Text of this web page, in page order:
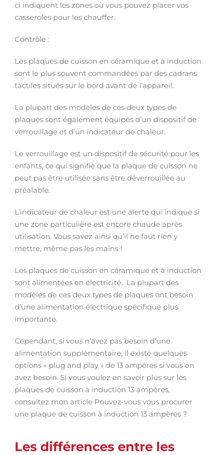
ci indiquent les zones où vous pouvez placer vos
casseroles pour les chauffer.
Contrôle :
Les plaques de cuisson en céramique et à induction
sont le plus souvent commandées par des cadrans
tactiles situés sur le bord avant de l’appareil.
La plupart des modèles de ces deux types de
plaques sont également équipés d’un dispositif de
verrouillage et d’un indicateur de chaleur.
Le verrouillage est un dispositif de sécurité pour les
enfants, ce qui signifie que la plaque de cuisson ne
peut pas être utilisée sans être déverrouillée au
préalable.
L’indicateur de chaleur est une alerte qui indique si
une zone particulière est encore chaude après
utilisation. Vous savez ainsi qu’il ne faut rien y
mettre, même pas les mains !
Les plaques de cuisson en céramique et à induction
sont alimentées en électricité. La plupart des
modèles de ces deux types de plaques ont besoin
d’une alimentation électrique spécifique plus
importante.
Cependant, si vous n’avez pas besoin d’une
alimentation supplémentaire, il existe quelques
options « plug and play » de 13 ampères si vous en
avez besoin. Si vous voulez en savoir plus sur les
plaques de cuisson à induction 13 ampères,
consultez mon article Pouvez-vous vous procurer
une plaque de cuisson à induction 13 ampères ?
Les différences entre les